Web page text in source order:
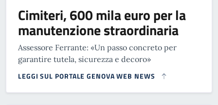
Cimiteri, 600 mila euro per la
manutenzione straordinaria
Assessore Ferrante: «Un passo concreto per
garantire tutela, sicurezza e decoro»
LEGGI SUL PORTALE GENOVA WEB NEWS